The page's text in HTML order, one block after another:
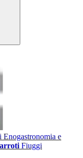
Enogastronomia e
Fiuggi